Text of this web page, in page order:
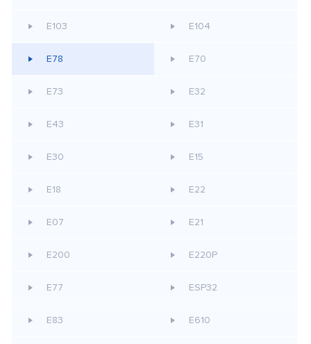
E103 E104
E78 E70
E73 E32
E43 E31
E30 E15
E18 E22
E07 E21
E200 E220P
E77 ESP32
E83 E610